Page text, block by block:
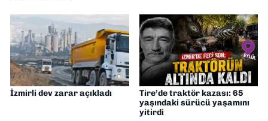
İzmirli dev zarar açıkladı
Tire’de traktör kazası: 65
yaşındaki sürücü yaşamını
yitirdi